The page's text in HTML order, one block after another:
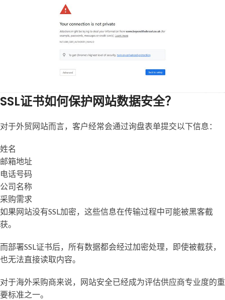
SSL证书如何保护网站数据安全？
对于外贸网站而言，客户经常会通过询盘表单提交以下信息：
姓名
邮箱地址
电话号码
公司名称
采购需求
如果网站没有SSL加密，这些信息在传输过程中可能被黑客截
获。
而部署SSL证书后，所有数据都会经过加密处理，即使被截获，
也无法直接读取内容。
对于海外采购商来说，网站安全已经成为评估供应商专业度的重
要标准之一。